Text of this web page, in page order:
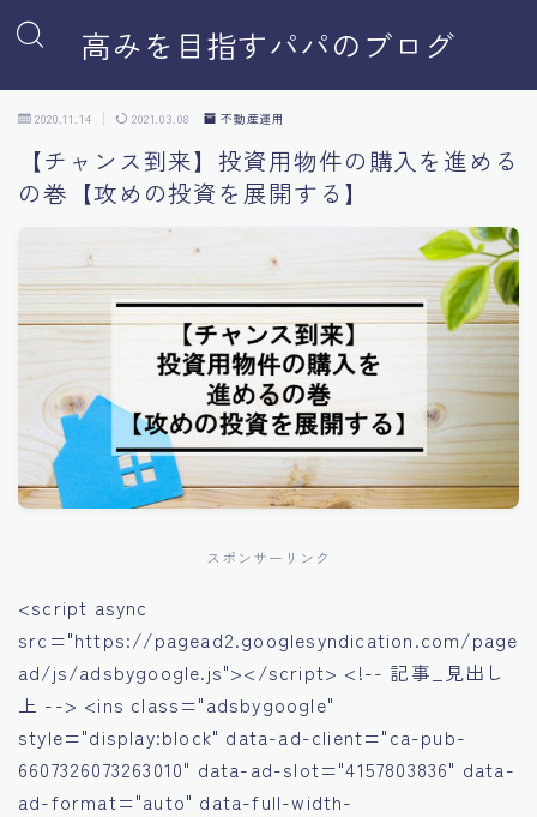
高みを目指すパパのブログ
2020.11.14 2021.03.08 不動産運用
【チャンス到来】投資用物件の購入を進める
の巻【攻めの投資を展開する】
スポンサーリンク
<script async
src="https://pagead2.googlesyndication.com/page
ad/js/adsbygoogle.js"></script> <!-- 記事_見出し
上 --> <ins class="adsbygoogle"
style="display:block" data-ad-client="ca-pub-
6607326073263010" data-ad-slot="4157803836" data-
ad-format="auto" data-full-width-